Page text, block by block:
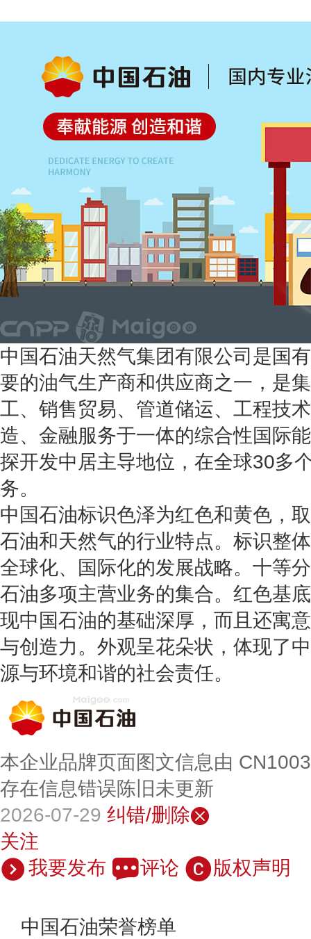
中国石油天然气集团有限公司是国
要的油气生产商和供应商之一，是
工、销售贸易、管道储运、工程技
造、金融服务于一体的综合性国际
探开发中居主导地位，在全球30多
务。
中国石油标识色泽为红色和黄色，
石油和天然气的行业特点。标识整
全球化、国际化的发展战略。十等
石油多项主营业务的集合。红色基
现中国石油的基础深厚，而且还寓
与创造力。外观呈花朵状，体现了
源与环境和谐的社会责任。
本企业品牌页面图文信息由
存在信息错误陈旧未更新
2026-07-29 纠错/删除
关注
我要发布
评论 版权声明
中国石油荣誉榜单